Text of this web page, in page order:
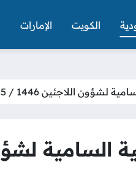
الكويت الإمارات
اللاجئين 1446 / 2025
لشؤون